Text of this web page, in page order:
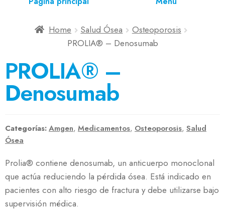
Home Salud Ósea
Osteoporosis
PROLIA® – Denosumab
PROLIA® –
Denosumab
Categorías:Amgen, Medicamentos, Osteoporosis, Salud
Ósea
Prolia® contiene denosumab, un anticuerpo monoclonal
que actúa reduciendo la pérdida ósea. Está indicado en
pacientes con alto riesgo de fractura y debe utilizarse bajo
supervisión médica.